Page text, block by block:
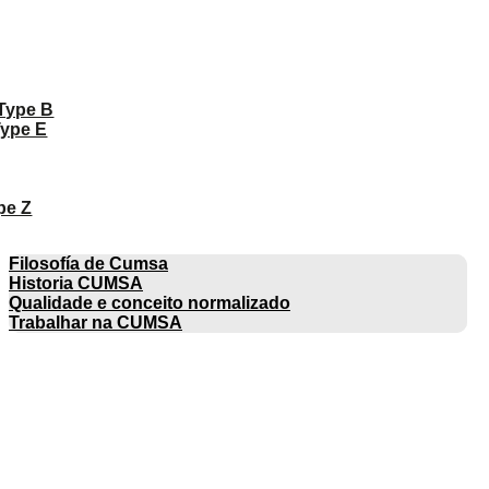
B
E
Z
Filosofía de Cumsa
Historia CUMSA
Qualidade e conceito normalizado
Trabalhar na CUMSA